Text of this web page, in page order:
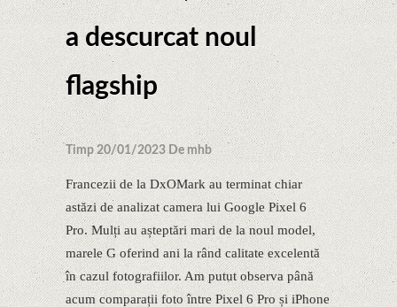
a descurcat noul
flagship
Timp 20/01/2023 De mhb
Francezii de la DxOMark au terminat chiar
astăzi de analizat camera lui Google Pixel 6
Pro. Mulți au așteptări mari de la noul model,
marele G oferind ani la rând calitate excelentă
în cazul fotografiilor. Am putut observa până
acum comparații foto între Pixel 6 Pro și iPhone